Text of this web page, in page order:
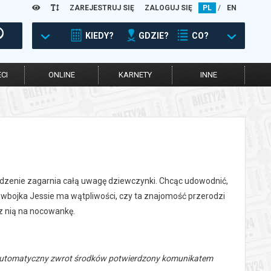
ZAREJESTRUJ SIĘ ZALOGUJ SIĘ PL / EN
KIEDY? GDZIE? CO?
ONLINE KARNETY INNE
zagarnia całą uwagę dziewczynki. Chcąc udowodnić,
Jessie ma wątpliwości, czy ta znajomość przerodzi
na nocowankę.
zwrot środków potwierdzony komunikatem